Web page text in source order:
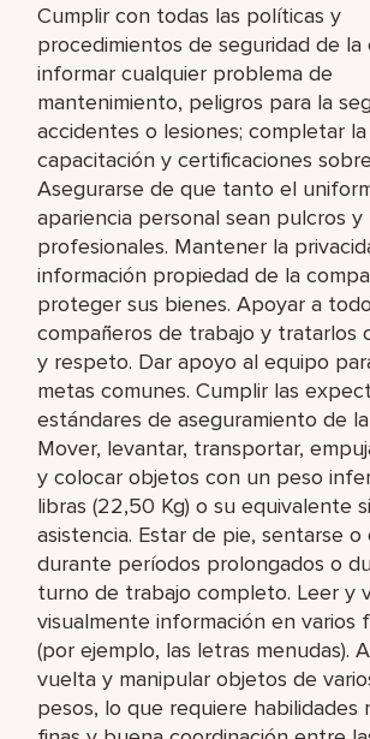
Cumplir con todas las políticas y
procedimientos de seguridad de la
informar cualquier problema de
mantenimiento, peligros para la
accidentes o lesiones; completar la
capacitación y certificaciones
Asegurarse de que tanto el
apariencia personal sean pulcros y
profesionales. Mantener la
información propiedad de la
proteger sus bienes. Apoyar a
compañeros de trabajo y tratarlos
y respeto. Dar apoyo al equipo
metas comunes. Cumplir las
estándares de aseguramiento de
Mover, levantar, transportar,
y colocar objetos con un peso
libras (22,50 Kg) o su equivalente
asistencia. Estar de pie, sentarse o
durante períodos prolongados o
turno de trabajo completo. Leer y
visualmente información en varios
(por ejemplo, las letras menudas).
vuelta y manipular objetos de
pesos, lo que requiere habilidades